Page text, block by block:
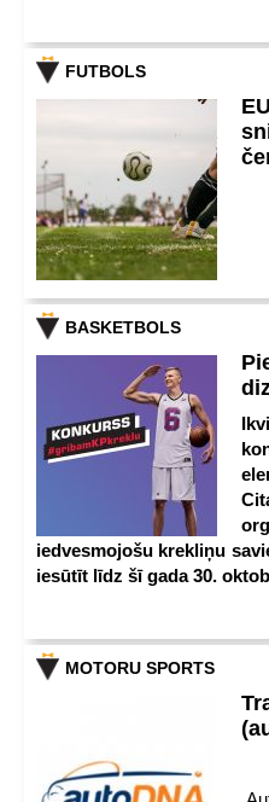
FUTBOLS
BASKETBOLS
iedvesmojošu krekliņu
iesūtīt līdz šī gada 30.
MOTORU SPORTS